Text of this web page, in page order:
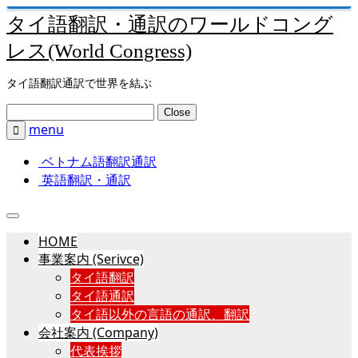
タイ語翻訳・通訳のワールドコング
レス(World Congress)
タイ語翻訳通訳で世界を結ぶ
Close

menu
ベトナム語翻訳通訳
英語翻訳・通訳
HOME
事業案内 (Serivce)
タイ語翻訳
タイ語通訳
タイ語以外の言語の通訳、翻訳
会社案内 (Company)
代表挨拶